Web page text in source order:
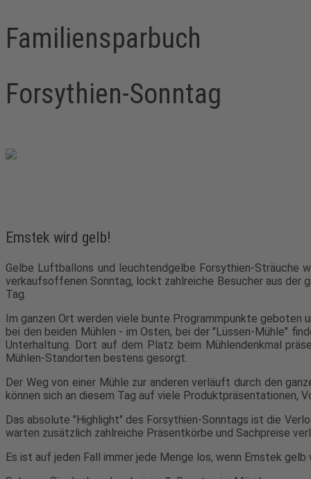
Familiensparbuch
Forsythien-Sonntag
Emstek wird gelb!
Gelbe Luftballons und leuchtendgelbe Forsythien-Sträuche
verkaufsoffenen Sonntag, lockt zahlreiche Besucher aus der
Tag.
Im ganzen Ort werden viele bunte Programmpunkte
bei den beiden Mühlen - im Osten, bei der "Lüssen-Mühle"
Unterhaltung. Dort auf dem Platz beim Mühlendenkmal
Mühlen-Standorten bestens gesorgt.
Der Weg von einer Mühle zur anderen verläuft durch den
können sich an diesem Tag auf viele Produktpräsentationen,
Das absolute "Highlight" des Forsythien-Sonntags ist die
warten zusätzlich zahlreiche Präsentkörbe und Sachpreise
Es ist auf jeden Fall immer jede Menge los, wenn Emstek gelb